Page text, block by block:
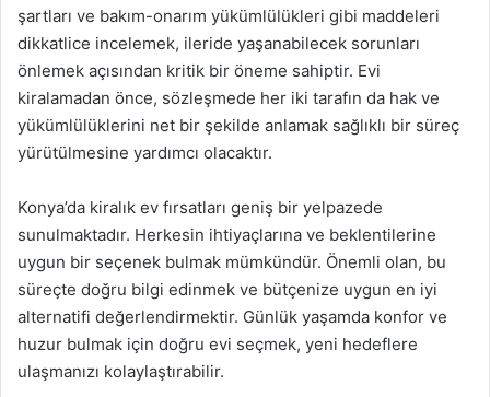
şartları ve bakım-onarım yükümlülükleri gibi maddeleri
dikkatlice incelemek, ileride yaşanabilecek sorunları
önlemek açısından kritik bir öneme sahiptir. Evi
kiralamadan önce, sözleşmede her iki tarafın da hak ve
yükümlülüklerini net bir şekilde anlamak sağlıklı bir süreç
yürütülmesine yardımcı olacaktır.
Konya’da kiralık ev fırsatları geniş bir yelpazede
sunulmaktadır. Herkesin ihtiyaçlarına ve beklentilerine
uygun bir seçenek bulmak mümkündür. Önemli olan, bu
süreçte doğru bilgi edinmek ve bütçenize uygun en iyi
alternatifi değerlendirmektir. Günlük yaşamda konfor ve
huzur bulmak için doğru evi seçmek, yeni hedeflere
ulaşmanızı kolaylaştırabilir.